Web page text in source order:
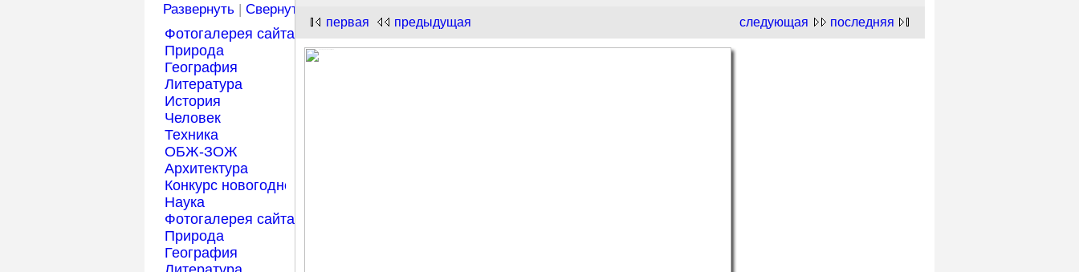
Развернуть |Свернуть
Фотогалерея сайта Началка.com
Природа
География
Литература
История
Человек
Техника
ОБЖ-ЗОЖ
Архитектура
Конкурс новогодней открытки "Нарисуем Новый год"!
Наука
Фотогалерея сайта Началка.com
Природа
География
следующая последняя
первая предыдущая